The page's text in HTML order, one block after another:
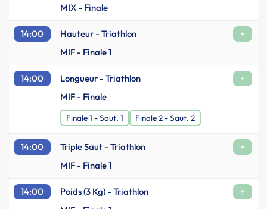
MIX - Finale
14:00 Hauteur - Triathlon
+
MIF - Finale 1
14:00 Longueur - Triathlon
+
MIF - Finale
Finale 1 - Saut. 1 Finale 2 - Saut. 2
14:00 Triple Saut - Triathlon
+
MIF - Finale 1
14:00 Poids (3 Kg) - Triathlon
+